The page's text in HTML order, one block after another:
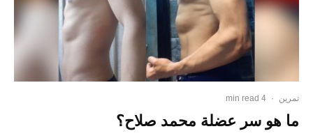
تمرين ·
4 min read
ما هو سر عضلة محمد صلاح؟